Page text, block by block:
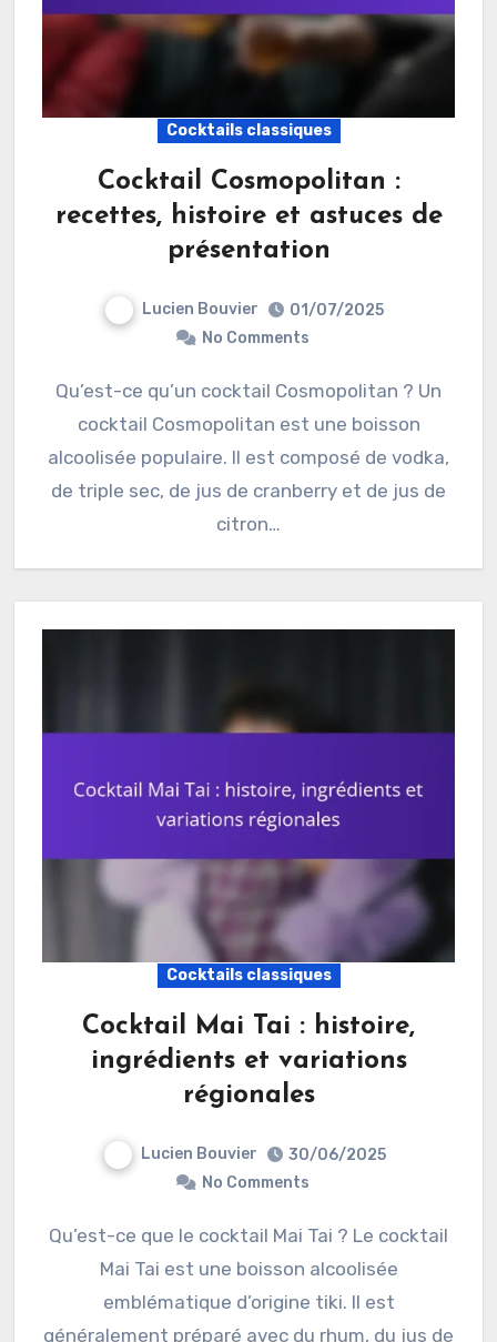
Cocktails classiques
Cocktail Cosmopolitan :
recettes, histoire et astuces de
présentation
Lucien Bouvier
01/07/2025
No Comments
Qu’est-ce qu’un cocktail Cosmopolitan ? Un
cocktail Cosmopolitan est une boisson
alcoolisée populaire. Il est composé de vodka,
de triple sec, de jus de cranberry et de jus de
citron…
Cocktails classiques
Cocktail Mai Tai : histoire,
ingrédients et variations
régionales
Lucien Bouvier
30/06/2025
No Comments
Qu’est-ce que le cocktail Mai Tai ? Le cocktail
Mai Tai est une boisson alcoolisée
emblématique d’origine tiki. Il est
généralement préparé avec du rhum, du jus de